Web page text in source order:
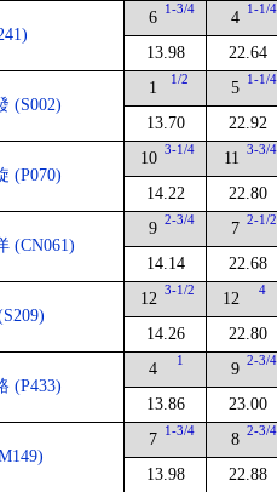
6 1-3/4
13.98
4 1-1/4
22.64
(S002)
1 1/2
13.70
5 1-1/4
22.92
(P070)
10 3-1/4
14.22
11 3-3/4
22.80
(CN061)
9 2-3/4
14.14
7 2-1/2
22.68
12 3-1/2
14.26
12 4
22.80
(P433)
4 1
13.86
9 2-3/4
23.00
7 1-3/4
13.98
8 2-3/4
22.88